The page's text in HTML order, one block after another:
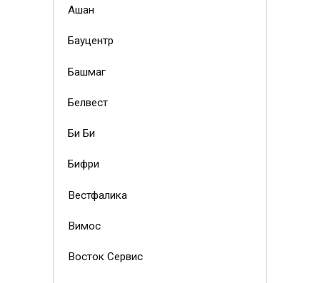
Ашан
Бауцентр
Башмаг
Белвест
Би Би
Бифри
Вестфалика
Вимос
Восток Сервис